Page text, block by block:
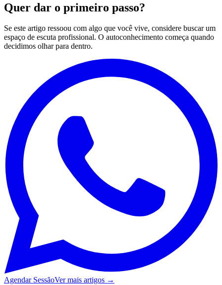
Quer dar o primeiro passo?
Se este artigo ressoou com algo que você vive, considere buscar um
espaço de escuta profissional. O autoconhecimento começa quando
decidimos olhar para dentro.
Agendar SessãoVer mais artigos →